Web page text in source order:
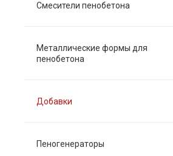
Смесители пенобетона
Металлические формы для
пенобетона
Добавки
Пеногенераторы